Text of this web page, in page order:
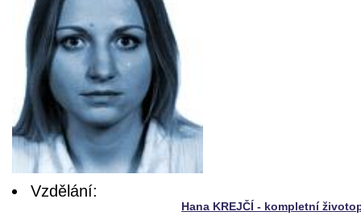
Vzdělání:
Hana KREJČÍ - kompletní